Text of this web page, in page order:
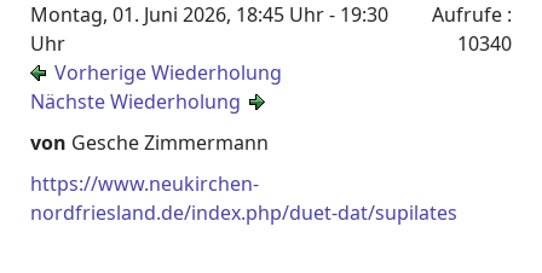
Montag, 01. Juni 2026, 18:45 Uhr - 19:30
Uhr
Vorherige Wiederholung
Nächste Wiederholung
Aufrufe :
10340
von Gesche Zimmermann
https://www.neukirchen-
nordfriesland.de/index.php/duet-dat/supilates